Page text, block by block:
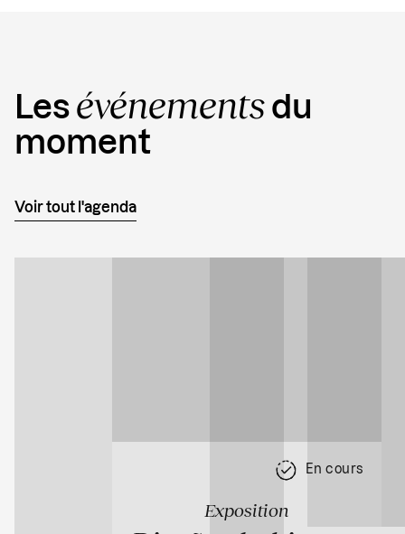
Les événements du
moment
Voir tout l'agenda
En cours
Exposition